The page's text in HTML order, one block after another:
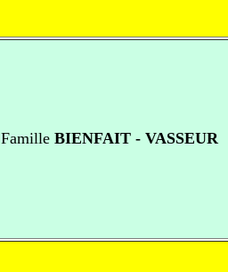
FamilleBIENFAIT - VASSEUR